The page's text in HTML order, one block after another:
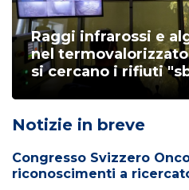
Raggi infrarossi e
nel
si cercano i rifiuti
Notizie in breve
Congresso Svizzero
riconoscimenti a